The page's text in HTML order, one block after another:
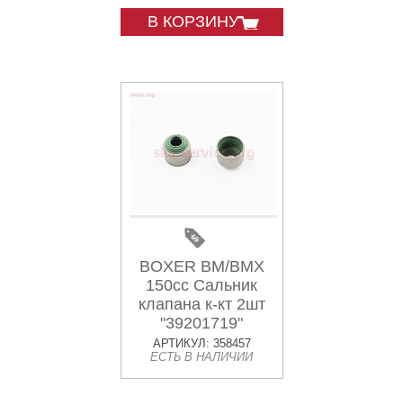
В КОРЗИНУ
BOXER BM/BMX
150cc Сальник
клапана к-кт 2шт
"39201719"
АРТИКУЛ: 358457
ЕСТЬ В НАЛИЧИИ